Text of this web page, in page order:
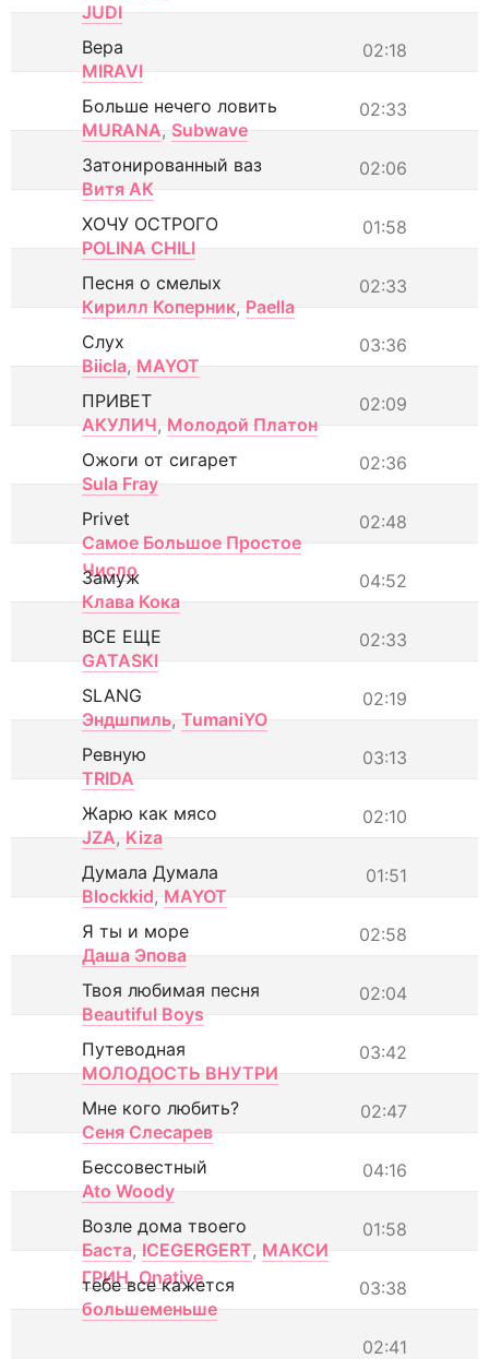
JUDI
02:18
Вера
MIRAVI
02:33
Больше нечего ловить
MURANA, Subwave
02:06
Затонированный ваз
Витя АК
01:58
ХОЧУ ОСТРОГО
POLINA CHILI
02:33
Песня о смелых
Кирилл Коперник, Paella
03:36
Слух
Biicla, MAYOT
02:09
ПРИВЕТ
АКУЛИЧ, Молодой Платон
02:36
Ожоги от сигарет
Sula Fray
02:48
Privet
Самое Большое Простое
Число
04:52
Замуж
Клава Кока
02:33
ВСЕ ЕЩЕ
GATASKI
02:19
SLANG
Эндшпиль, TumaniYO
03:13
Ревную
TRIDA
02:10
Жарю как мясо
JZA, Kiza
01:51
Думала Думала
Blockkid, MAYOT
02:58
Я ты и море
Даша Эпова
02:04
Твоя любимая песня
Beautiful Boys
03:42
Путеводная
МОЛОДОСТЬ ВНУТРИ
02:47
Мне кого любить?
Сеня Слесарев
04:16
Бессовестный
Ato Woody
01:58
Возле дома твоего
Баста, ICEGERGERT, МАКСИ
ГРИН, Onative 03:38
тебе все кажется
большеменьше
02:41